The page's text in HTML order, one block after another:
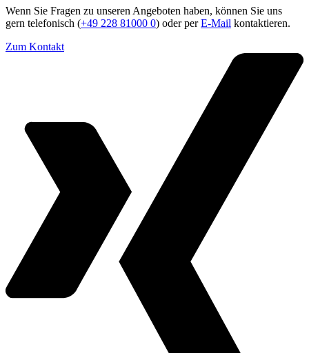
Wenn Sie Fragen zu unseren Angeboten haben, können Sie uns
gern telefonisch (+49 228 81000 0) oder perE-Mail kontaktieren.
Zum Kontakt